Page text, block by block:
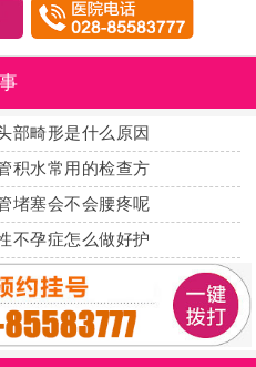
部畸形是什么原因
积水常用的检查方
堵塞会不会腰疼呢
不孕症怎么做好护